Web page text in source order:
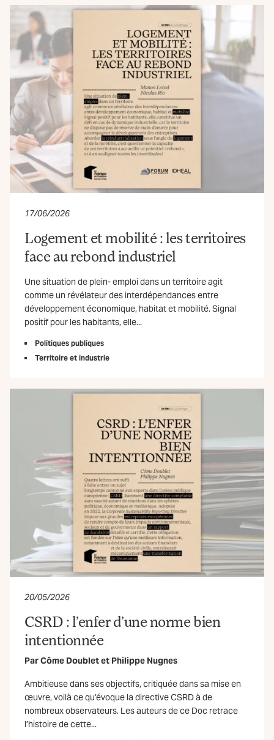
17/06/2026
Logement et mobilité : les territoires
face au rebond industriel
Une situation de plein- emploi dans un territoire agit
comme un révélateur des interdépendances entre
développement économique, habitat et mobilité. Signal
positif pour les habitants, elle...
Politiques publiques
Territoire et industrie
20/05/2026
CSRD : l’enfer d’une norme bien
intentionnée
ParCôme Doubletet Philippe Nugnes
Ambitieuse dans ses objectifs, critiquée dans sa mise en
œuvre, voilà ce qu’évoque la directive CSRD à de
nombreux observateurs. Les auteurs de ce Doc retrace
l’histoire de cette...